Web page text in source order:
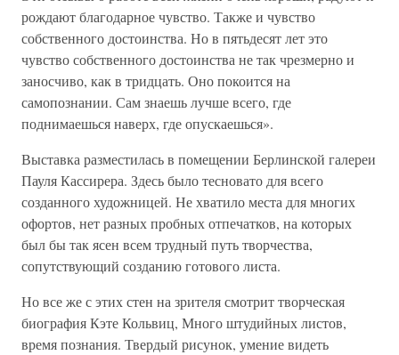
рождают благодарное чувство. Также и чувство
собственного достоинства. Но в пятьдесят лет это
чувство собственного достоинства не так чрезмерно и
заносчиво, как в тридцать. Оно покоится на
самопознании. Сам знаешь лучше всего, где
поднимаешься наверх, где опускаешься».
Выставка разместилась в помещении Берлинской галереи
Пауля Кассирера. Здесь было тесновато для всего
созданного художницей. Не хватило места для многих
офортов, нет разных пробных отпечатков, на которых
был бы так ясен всем трудный путь творчества,
сопутствующий созданию готового листа.
Но все же с этих стен на зрителя смотрит творческая
биография Кэте Кольвиц, Много штудийных листов,
время познания. Твердый рисунок, умение видеть